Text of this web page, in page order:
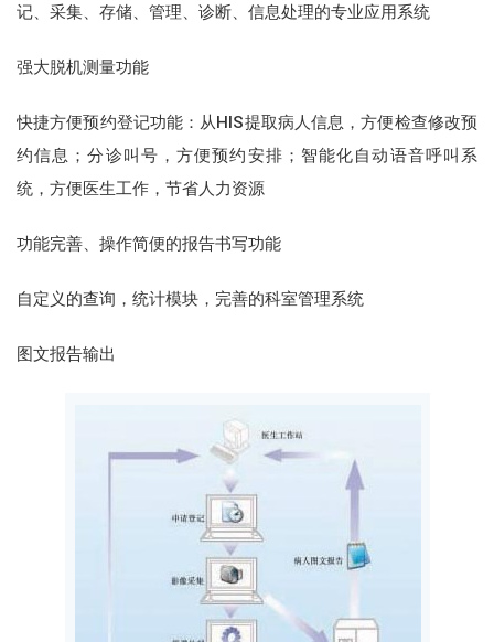
记、采集、存储、管理、诊断、信息处理的专业应用系统
强大脱机测量功能
快捷方便预约登记功能：从HIS提取病人信息，方便检查修改预
约信息；分诊叫号，方便预约安排；智能化自动语音呼叫系
统，方便医生工作，节省人力资源
功能完善、操作简便的报告书写功能
自定义的查询，统计模块，完善的科室管理系统
图文报告输出
天健超声信息系统（USIS）
天健手术麻醉管理系统（ORIS）
天健病理信息系统（PIS）
天健基于健康档案的区域卫生信息平台
天健放射影像信息管理系统（RIS）